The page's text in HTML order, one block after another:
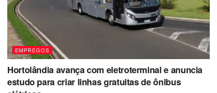
EMPREGOS
Hortolândia avança com eletroterminal e anuncia
estudo para criar linhas gratuitas de ônibus